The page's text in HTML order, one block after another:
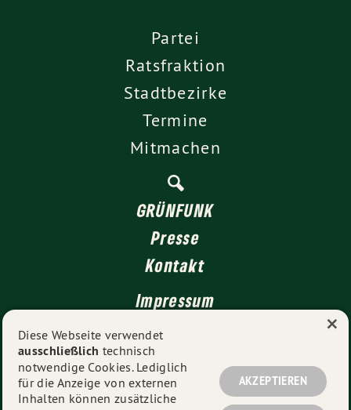
Partei
Ratsfraktion
Stadtbezirke
Termine
Mitmachen
GRÜNFUNK
Presse
Kontakt
Impressum
Datenschutz
© 2026GRÜNE Düsseldorf - Alle Rechte vorbehalten.
Diese Webseite verwendet
ausschließlich technisch
notwendige Cookies. Lediglich
für die Anzeige von externen
Inhalten können zusätzliche
AKZEPTIEREN
×